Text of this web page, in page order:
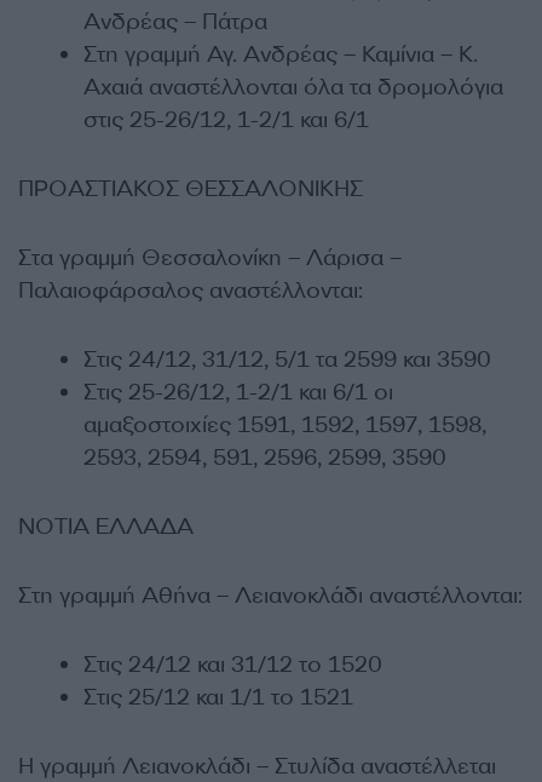
Ανδρέας – Πάτρα
Στη γραμμή Αγ. Ανδρέας – Καμίνια – Κ.
Αχαιά αναστέλλονται όλα τα δρομολόγια
στις 25-26/12, 1-2/1 και 6/1
ΠΡΟΑΣΤΙΑΚΟΣ ΘΕΣΣΑΛΟΝΙΚΗΣ
Στα γραμμή Θεσσαλονίκη – Λάρισα –
Παλαιοφάρσαλος αναστέλλονται:
Στις 24/12, 31/12, 5/1 τα 2599 και 3590
Στις 25-26/12, 1-2/1 και 6/1 οι
αμαξοστοιχίες 1591, 1592, 1597, 1598,
2593, 2594, 591, 2596, 2599, 3590
ΝΟΤΙΑ ΕΛΛΑΔΑ
Στη γραμμή Αθήνα – Λειανοκλάδι αναστέλλονται:
Στις 24/12 και 31/12 το 1520
Στις 25/12 και 1/1 το 1521
Η γραμμή Λειανοκλάδι – Στυλίδα αναστέλλεται